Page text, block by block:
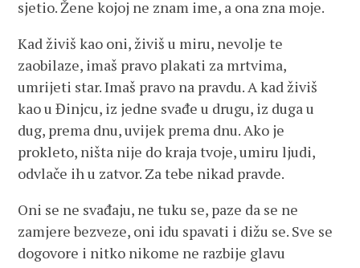
sjetio. Žene kojoj ne znam ime, a ona zna moje.
Kad živiš kao oni, živiš u miru, nevolje te
zaobilaze, imaš pravo plakati za mrtvima,
umrijeti star. Imaš pravo na pravdu. A kad živiš
kao u Đinjcu, iz jedne svađe u drugu, iz duga u
dug, prema dnu, uvijek prema dnu. Ako je
prokleto, ništa nije do kraja tvoje, umiru ljudi,
odvlače ih u zatvor. Za tebe nikad pravde.
Oni se ne svađaju, ne tuku se, paze da se ne
zamjere bezveze, oni idu spavati i dižu se. Sve se
dogovore i nitko nikome ne razbije glavu